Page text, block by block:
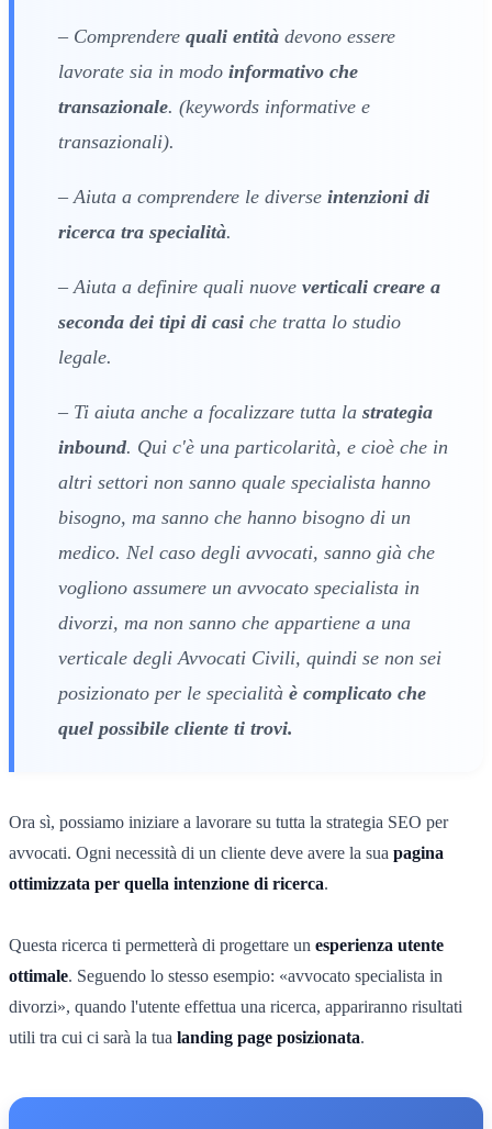
– Comprendere quali entità devono essere
lavorate sia in modo informativo che
transazionale. (keywords informative e
transazionali).
– Aiuta a comprendere le diverse intenzioni di
ricerca tra specialità.
– Aiuta a definire quali nuove verticali creare a
seconda dei tipi di casi che tratta lo studio
legale.
– Ti aiuta anche a focalizzare tutta la strategia
inbound. Qui c'è una particolarità, e cioè che in
altri settori non sanno quale specialista hanno
bisogno, ma sanno che hanno bisogno di un
medico. Nel caso degli avvocati, sanno già che
vogliono assumere un avvocato specialista in
divorzi, ma non sanno che appartiene a una
verticale degli Avvocati Civili, quindi se non sei
posizionato per le specialità è complicato che
quel possibile cliente ti trovi.
Ora sì, possiamo iniziare a lavorare su tutta la strategia SEO per
avvocati. Ogni necessità di un cliente deve avere la sua pagina
ottimizzata per quella intenzione di ricerca.
Questa ricerca ti permetterà di progettare un esperienza utente
ottimale. Seguendo lo stesso esempio: «avvocato specialista in
divorzi», quando l'utente effettua una ricerca, appariranno risultati
utili tra cui ci sarà la tua landing page posizionata.